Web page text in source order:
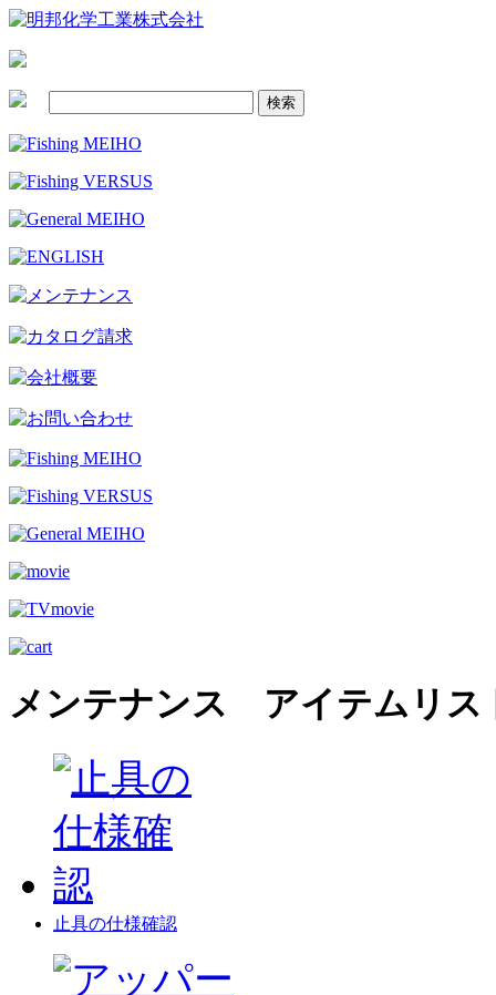
メンテナンス アイテムリス
止具の仕様確認